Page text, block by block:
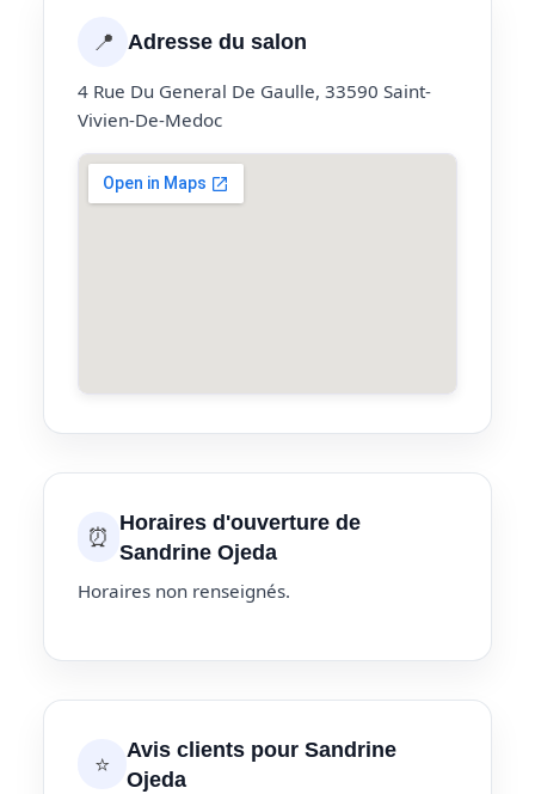
📍 Adresse du salon
4 Rue Du General De Gaulle, 33590 Saint-
Vivien-De-Medoc
⏰ Horaires d'ouverture de
Sandrine Ojeda
Horaires non renseignés.
⭐
Avis clients pour Sandrine
Ojeda